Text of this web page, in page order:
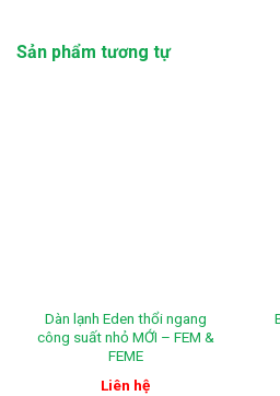
Sản phẩm tương tự
Dàn lạnh Eden thổi ngang
công suất nhỏ MỚI – FEM &
FEME
Liên hệ